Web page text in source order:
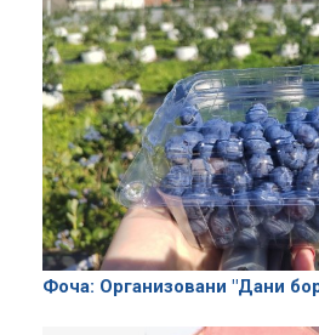
Фоча: Организовани "Дани